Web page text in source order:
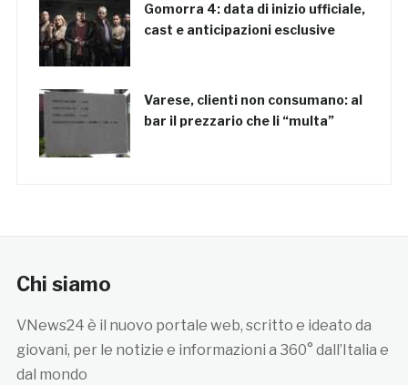
Gomorra 4: data di inizio ufficiale,
cast e anticipazioni esclusive
Varese, clienti non consumano: al
bar il prezzario che li “multa”
Chi siamo
VNews24 è il nuovo portale web, scritto e ideato da
giovani, per le notizie e informazioni a 360° dall’Italia e
dal mondo